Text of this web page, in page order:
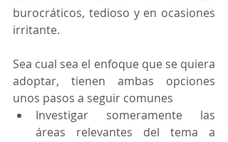
burocráticos, tedioso y en ocasiones
irritante.
Sea cual sea el enfoque que se quiera
adoptar, tienen ambas opciones
unos pasos a seguir comunes
Investigar someramente las
áreas relevantes del tema a